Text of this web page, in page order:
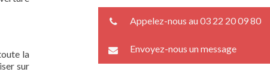
la
sur
Appelez-nous au 03 22 20 09 80
Envoyez-nous un message